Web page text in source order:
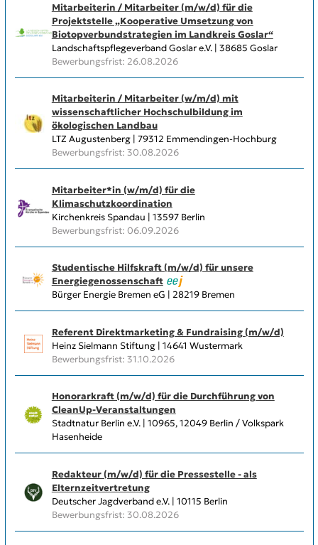
Mitarbeiterin / Mitarbeiter (m/w/d) für die
Projektstelle „Kooperative Umsetzung von
Biotopverbundstrategien im Landkreis Goslar“
Landschaftspflegeverband Goslar e.V. | 38685 Goslar
Bewerbungsfrist: 26.08.2026
Mitarbeiterin / Mitarbeiter (w/m/d) mit
wissenschaftlicher Hochschulbildung im
ökologischen Landbau
LTZ Augustenberg | 79312 Emmendingen-Hochburg
Bewerbungsfrist: 30.08.2026
Mitarbeiter*in (w/m/d) für die
Klimaschutzkoordination
Kirchenkreis Spandau | 13597 Berlin
Bewerbungsfrist: 06.09.2026
Studentische Hilfskraft (m/w/d) für unsere
Energiegenossenschaft
Bürger Energie Bremen eG | 28219 Bremen
Referent Direktmarketing & Fundraising (m/w/d)
Heinz Sielmann Stiftung | 14641 Wustermark
Bewerbungsfrist: 31.10.2026
Honorarkraft (m/w/d) für die Durchführung von
CleanUp-Veranstaltungen
Stadtnatur Berlin e.V. | 10965, 12049 Berlin / Volkspark
Hasenheide
Redakteur (m/w/d) für die Pressestelle - als
Elternzeitvertretung
Deutscher Jagdverband e.V. | 10115 Berlin
Bewerbungsfrist: 30.08.2026